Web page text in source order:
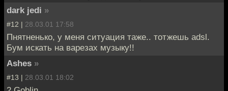
dark jedi »
#12 | 28.03.01 17:58
Пнятненько, у меня ситуация таже.. тотжешь adsl.
Бум искать на варезах музыку!!
Ashes »
#13 | 28.03.01 18:02